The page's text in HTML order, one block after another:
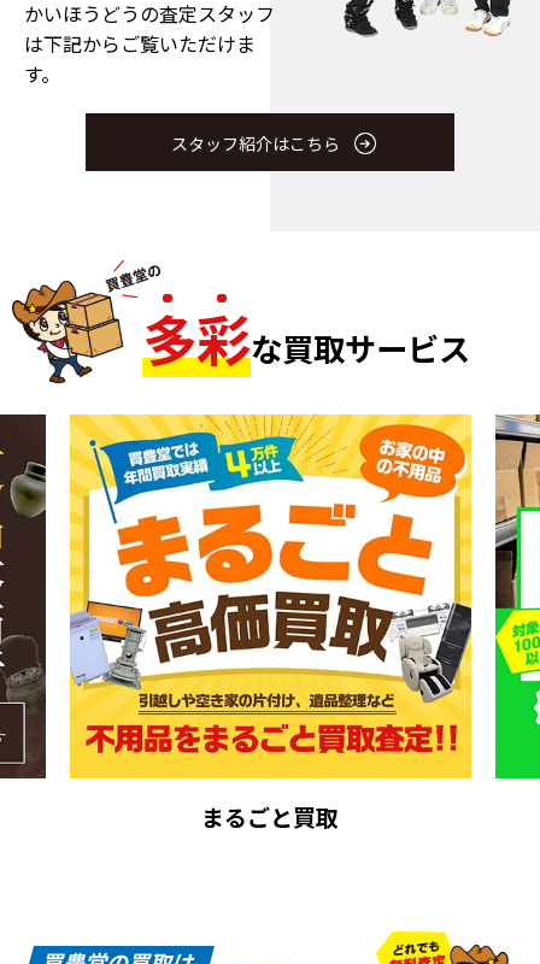
かいほうどうの査定スタッフ
は下記からご覧いただけま
す。
スタッフ紹介はこちら
多彩な買取サービス
まるごと買取